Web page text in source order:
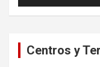
Centros y